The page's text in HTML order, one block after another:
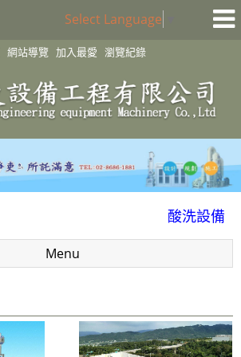
Select Language
網站導覽 加入最愛 瀏覽紀錄
化學製程設備
酸洗設備
消毒殺菌淨化設備
配件
廢氣處理
抽風排氣設備工程
Menu